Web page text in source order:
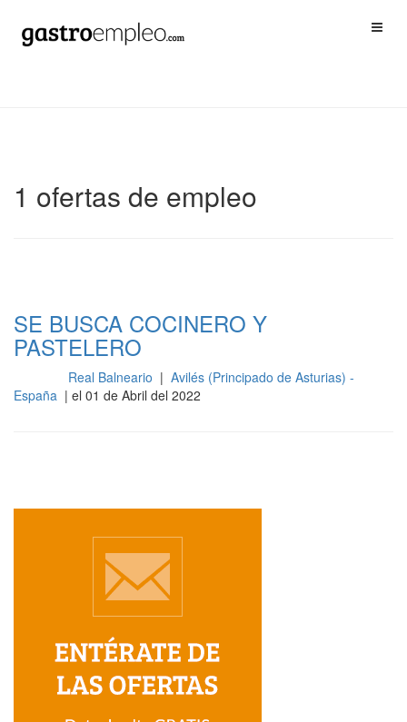
1 ofertas de empleo
SE BUSCA COCINERO Y
PASTELERO
Real Balneario | Avilés (Principado de Asturias) -
España | el 01 de Abril del 2022